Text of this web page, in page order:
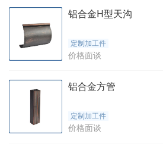
铝合金H型天沟
定制加工件
价格面谈
铝合金方管
定制加工件
价格面谈